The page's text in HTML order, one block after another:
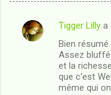
C
Tigger Lilly a
Bien résumé.
Assez
et la
que c'est
même qui